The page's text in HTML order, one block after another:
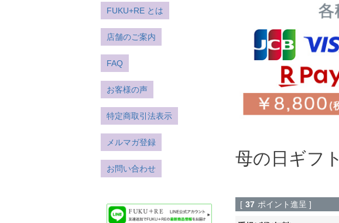
FUKU+RE とは
店舗のご案内
FAQ
お客様の声
特定商取引法表示
メルマガ登録
お問い合わせ
母の日ギフト
[ 37 ポイント進呈 ]